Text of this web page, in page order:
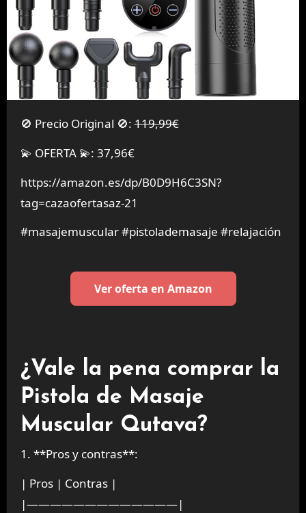
🚫 Precio Original 🚫:119,99€
💫 OFERTA 💫: 37,96€
https://amazon.es/dp/B0D9H6C3SN?
tag=cazaofertasaz-21
#masajemuscular #pistolademasaje #relajación
Ver oferta en Amazon
¿Vale la pena comprar la
Pistola de Masaje
Muscular Qutava?
1. **Pros y contras**:
| Pros | Contras |
|—————————————|